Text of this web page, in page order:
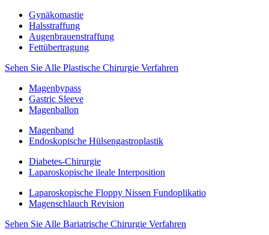
Gynäkomastie
Halsstraffung
Augenbrauenstraffung
Fettübertragung
Sehen Sie Alle Plastische Chirurgie Verfahren
Magenbypass
Gastric Sleeve
Magenballon
Magenband
Endoskopische Hülsengastroplastik
Diabetes-Chirurgie
Laparoskopische ileale Interposition
Laparoskopische Floppy Nissen Fundoplikatio
Magenschlauch Revision
Sehen Sie Alle Bariatrische Chirurgie Verfahren